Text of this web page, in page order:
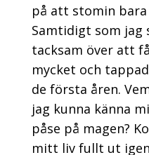
på att stomin bara
Samtidigt som jag
tacksam över att
mycket och
de första åren. V
jag kunna känna
påse på magen?
mitt liv fullt ut igen